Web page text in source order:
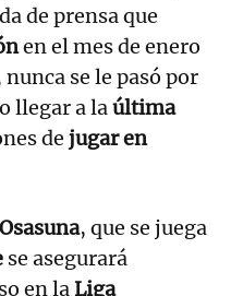
de prensa que
en el mes de enero
nunca se le pasó por
llegar a laúltima
de jugar en
, que se juega
se asegurará
en laLiga